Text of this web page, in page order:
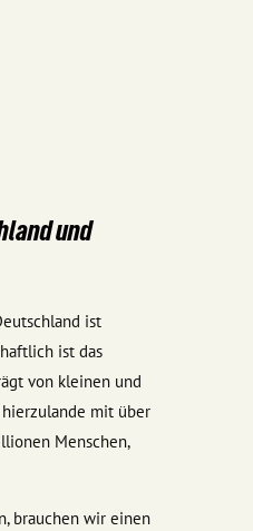
und
ist
ist das
von kleinen und
mit über
Menschen,
brauchen wir einen